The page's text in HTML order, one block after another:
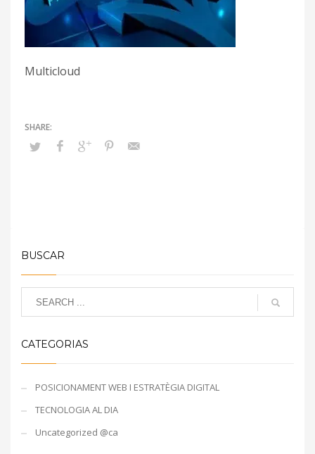
Multicloud
BUSCAR
CATEGORIAS
POSICIONAMENT WEB I ESTRATÈGIA DIGITAL
TECNOLOGIA AL DIA
Uncategorized @ca